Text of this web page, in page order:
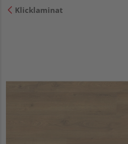
Klicklaminat